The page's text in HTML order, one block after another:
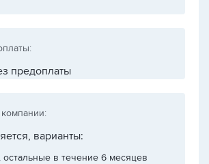
предоплаты
компании:
варианты:
остальные в течение 6 месяцев